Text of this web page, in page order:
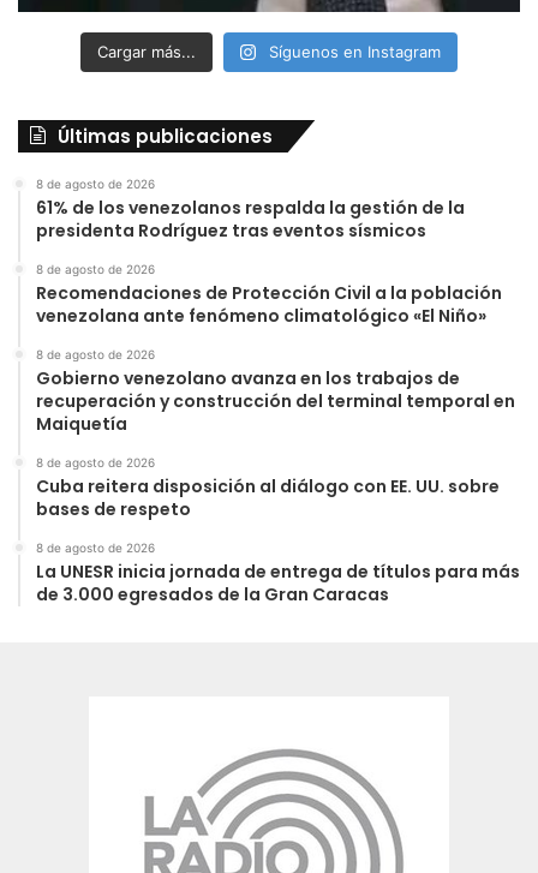
Cargar más... Síguenos en Instagram
Últimas publicaciones
8 de agosto de 2026
61% de los venezolanos respalda la gestión de la
presidenta Rodríguez tras eventos sísmicos
8 de agosto de 2026
Recomendaciones de Protección Civil a la población
venezolana ante fenómeno climatológico «El Niño»
8 de agosto de 2026
Gobierno venezolano avanza en los trabajos de
recuperación y construcción del terminal temporal en
Maiquetía
8 de agosto de 2026
Cuba reitera disposición al diálogo con EE. UU. sobre
bases de respeto
8 de agosto de 2026
La UNESR inicia jornada de entrega de títulos para más
de 3.000 egresados de la Gran Caracas